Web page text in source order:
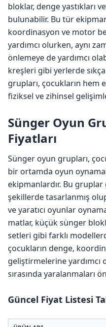
bloklar, denge yastıkları
bulunabilir. Bu tür
koordinasyon ve motor
yardımcı olurken, aynı
önlemeye de yardımcı
kreşleri gibi yerlerde
grupları, çocukların hem
fiziksel ve zihinsel
Sünger Oyun
Fiyatları
Sünger oyun grupları,
bir ortamda oyun
ekipmanlardır. Bu
şekillerde tasarlanmış
ve yaratıcı oyunlar
matlar, küçük sünger
setleri gibi farklı
çocukların denge,
geliştirmelerine yardımcı
sırasında yaralanmaları
Güncel Fiyat Listesi